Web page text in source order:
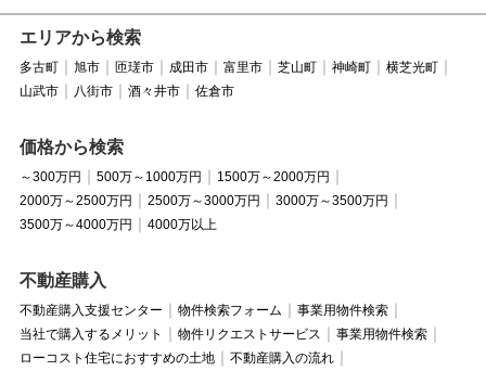
エリアから検索
多古町 旭市 匝瑳市 成田市 富里市 芝山町 神崎町
横芝光町
山武市
八街市 酒々井市 佐倉市
価格から検索
～300万円 500万～1000万円
1500万～2000万円
2000万～2500万円
2500万～3000万円
3000万～3500万円
3500万～4000万円
4000万以上
不動産購入
不動産購入支援センター 物件検索フォーム
事業用物件検索
当社で購入するメリット
物件リクエストサービス
事業用物件検索
ローコスト住宅におすすめの土地
不動産購入の流れ